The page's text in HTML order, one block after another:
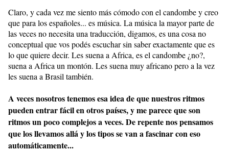
Claro, y cada vez me siento más cómodo con el candombe y creo
que para los españoles... es música. La música la mayor parte de
las veces no necesita una traducción, digamos, es una cosa no
conceptual que vos podés escuchar sin saber exactamente que es
lo que quiere decir. Les suena a Africa, es el candombe ¿no?,
suena a Africa un montón. Les suena muy africano pero a la vez
les suena a Brasil también.
A veces nosotros tenemos esa idea de que nuestros ritmos
pueden entrar fácil en otros países, y me parece que son
ritmos un poco complejos a veces. De repente nos pensamos
que los llevamos allá y los tipos se van a fascinar con eso
automáticamente...